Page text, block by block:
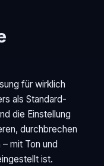
für wirklich
als Standard-
die Einstellung
durchbrechen
mit Ton und
ist.